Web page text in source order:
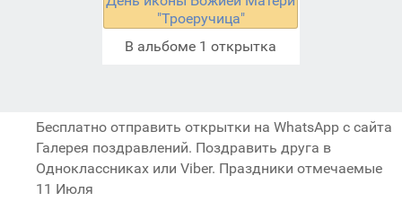
"Троеручица"
В альбоме 1 открытка
Бесплатно отправить открытки на WhatsApp с сайта
Галерея поздравлений. Поздравить друга в
Одноклассниках или Viber. Праздники отмечаемые
11 Июля